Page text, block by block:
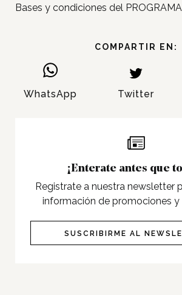
Novedades
Gift Cards y
Cine
Nosotros
Contacto
Bases y condiciones del
¡Enterate antes que
Registrate a nuestra newsletter
información de promociones y
SUSCRIBIRME AL
COMPARTIR EN:
WhatsApp Twitter